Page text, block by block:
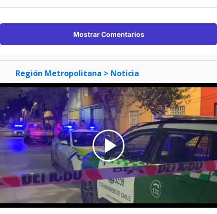
Mostrar Comentarios
Región Metropolitana > Noticia